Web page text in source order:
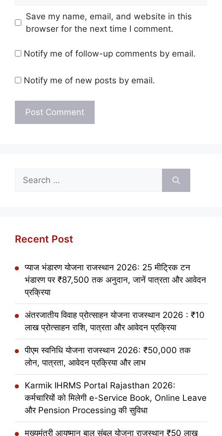
Save my name, email, and website in this
browser for the next time I comment.
Notify me of follow-up comments by email.
Notify me of new posts by email.
Search
for:
Recent Post
प्याज भंडारण योजना राजस्थान 2026: 25 मीट्रिक टन
भंडारण पर ₹87,500 तक अनुदान, जानें पात्रता और आवेदन
प्रक्रिया
अंतरजातीय विवाह प्रोत्साहन योजना राजस्थान 2026 : ₹10
लाख प्रोत्साहन राशि, पात्रता और आवेदन प्रक्रिया
पीएम स्वनिधि योजना राजस्थान 2026: ₹50,000 तक
लोन, पात्रता, आवेदन प्रक्रिया और लाभ
Karmik IHRMS Portal Rajasthan 2026:
कर्मचारियों को मिलेगी e-Service Book, Online Leave
और Pension Processing की सुविधा
मुख्यमंत्री आयुष्मान बाल संबल योजना राजस्थान ₹50 लाख